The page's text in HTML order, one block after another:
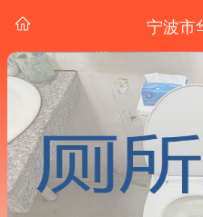
宁波市